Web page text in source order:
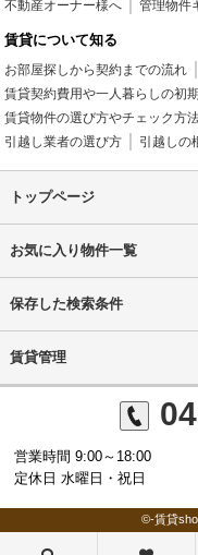
不動産オーナー様へ 管理物件
賃貸について知る
お部屋探しから契約までの流れ
賃貸契約費用や一人暮らしの初
賃貸物件の選び方やチェック方
引越し業者の選び方
引越しの
トップページ
お気に入り物件一覧
保存した検索条件
賃貸管理
営業時間 9:00～18:00
定休日 水曜日・祝日
©-賃貸